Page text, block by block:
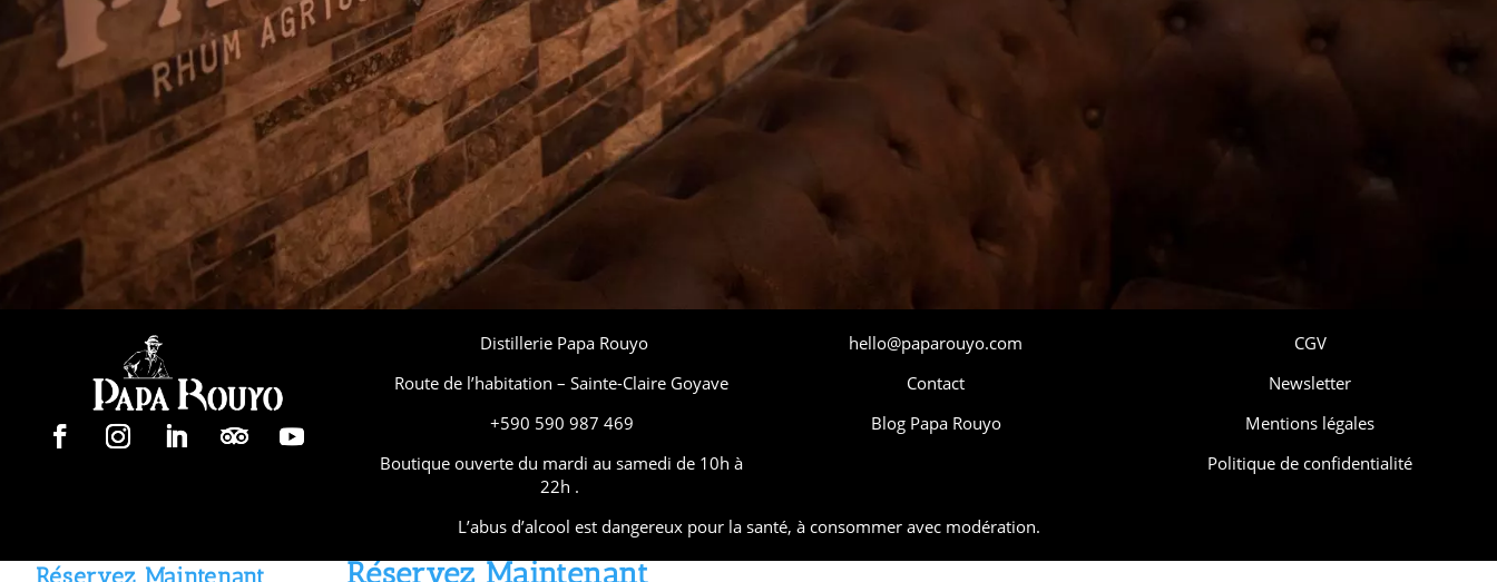
Distillerie Papa Rouyo
Route de l’habitation – Sainte-Claire Goyave
+590 590 987 469
Boutique ouverte du mardi au samedi de 10h à
22h .
hello@paparouyo.com
Contact
Blog Papa Rouyo
CGV
Newsletter
Mentions légales
Politique de confidentialité
L’abus d’alcool est dangereux pour la santé, à consommer avec modération.
Réservez Maintenant Réservez Maintenant